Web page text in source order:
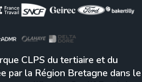
CLPS du tertiaire et du
par la Région Bretagne dans le